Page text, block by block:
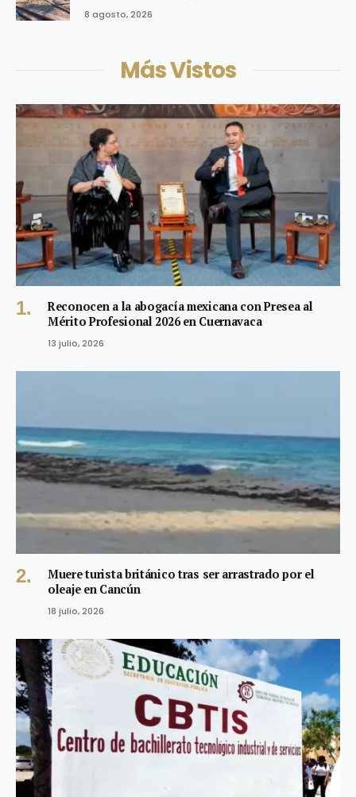
8 agosto, 2026
Más Vistos
Reconocen a la abogacía mexicana con Presea al
Mérito Profesional 2026 en Cuernavaca
13 julio, 2026
Muere turista británico tras ser arrastrado por el
oleaje en Cancún
18 julio, 2026